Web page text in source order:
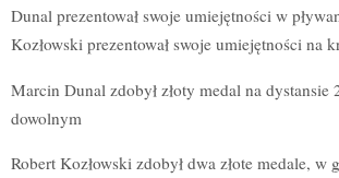
Dunal prezentował swoje umiejętności w
Kozłowski prezentował swoje umiejętności na
Marcin Dunal zdobył złoty medal na dystansie
dowolnym
Robert Kozłowski zdobył dwa złote medale, w